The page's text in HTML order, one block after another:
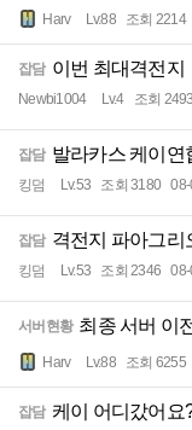
Harv Lv.88 조회 2214
잡담 이번 최대격전지
Newbi1004 Lv.4 조회 2493
잡담 발라카스 케이연
킹덤 Lv.53 조회 3180
잡담 격전지 파아그리
킹덤 Lv.53 조회 2346
서버현황 최종 서버 이
Harv Lv.88 조회 6255
잡담 케이 어디갔어요